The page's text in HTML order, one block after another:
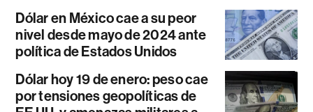
Dólar en México cae a su peor
nivel desde mayo de 2024 ante
política de Estados Unidos
Dólar hoy 19 de enero: peso cae
por tensiones geopolíticas de